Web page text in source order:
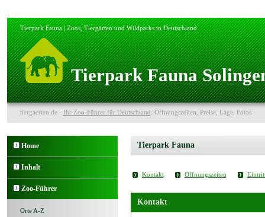
Tierpark Fauna | Zoos, Tiergärten und Wildparks in Deutschland
Tierpark Fauna
tiergaerten.de - Ihr Zoo-Führer für Deutschland: Öffnungszeiten, Preise, Lage, Fotos
Home
Inhalt
Zoo-Führer
Orte A-Z
Tierpark Fauna
Kontakt Öffnungszeiten
Kontakt